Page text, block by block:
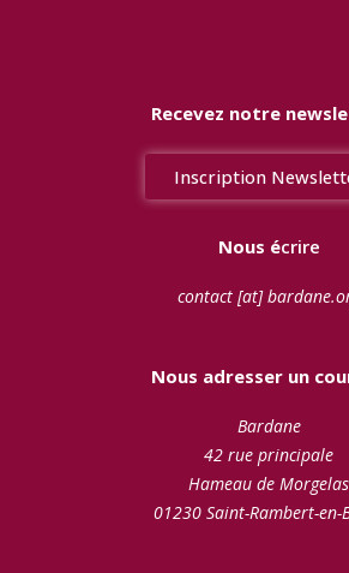
Recevez notre
Inscription
Nous écrire
contact [at]
Nous adresser un
Bardane
42 rue principale
Hameau de Morgelas
01230 Saint-Rambert-en-